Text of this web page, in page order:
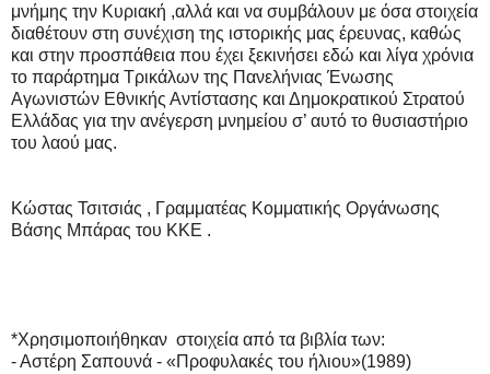
μνήμης την Κυριακή ,αλλά και να συμβάλουν με όσα στοιχεία
διαθέτουν στη συνέχιση της ιστορικής μας έρευνας, καθώς
και στην προσπάθεια που έχει ξεκινήσει εδώ και λίγα χρόνια
το παράρτημα Τρικάλων της Πανελήνιας Ένωσης
Αγωνιστών Εθνικής Αντίστασης και Δημοκρατικού Στρατού
Ελλάδας για την ανέγερση μνημείου σ’ αυτό το θυσιαστήριο
του λαού μας.
Κώστας Τσιτσιάς , Γραμματέας Κομματικής Οργάνωσης
Βάσης Μπάρας του ΚΚΕ .
*Χρησιμοποιήθηκαν στοιχεία από τα βιβλία των:
- Αστέρη Σαπουνά - «Προφυλακές του ήλιου»(1989)